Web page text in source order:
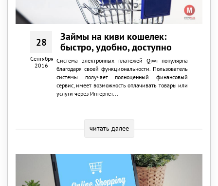
28
Сентября
2016
Займы на киви кошелек:
быстро, удобно, доступно
Система электронных платежей Qiwi популярна
благодаря своей функциональности. Пользователь
системы получает полноценный финансовый
сервис, имеет возможность оплачивать товары или
услуги через Интернет...
читать далее